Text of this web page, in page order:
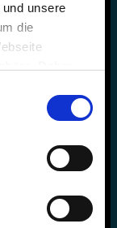
unsere
die